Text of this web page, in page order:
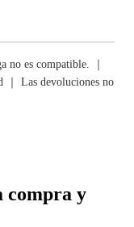
no es compatible. ｜
｜ Las devoluciones no
compra y